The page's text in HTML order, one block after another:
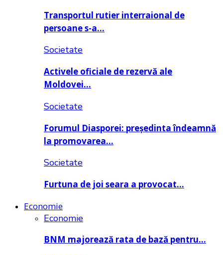
Transportul rutier interraional de
persoane s-a…
Societate
Activele oficiale de rezervă ale
Moldovei…
Societate
Forumul Diasporei: președinta îndeamnă
la promovarea…
Societate
Furtuna de joi seara a provocat…
Economie
Economie
BNM majorează rata de bază pentru…